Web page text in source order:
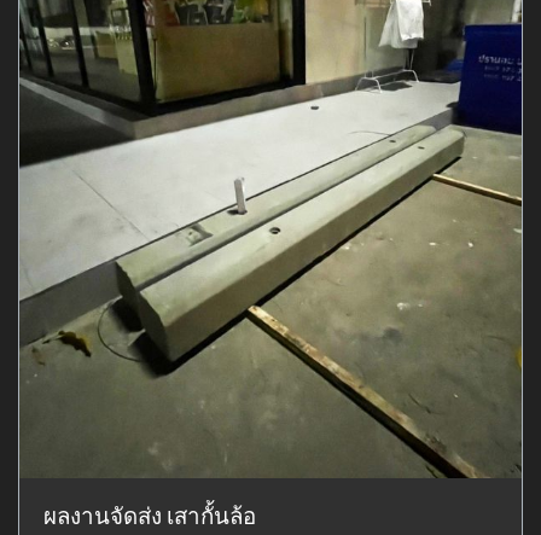
ผลงานจัดส่ง เสากั้นล้อ